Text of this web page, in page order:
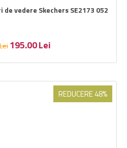
de vedere Skechers SE2173 052
195.00Lei
REDUCERE 48%